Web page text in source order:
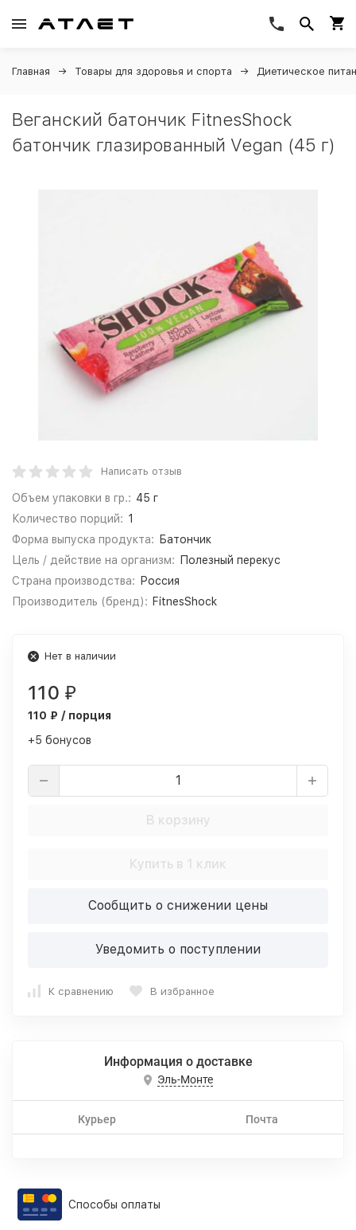
Главная Товары для здоровья и спорта Диетическое
Веганский батончик FitnesShock
батончик глазированный Vegan (45 г)
Написать отзыв
Объем упаковки в гр.: 45 г
Количество порций: 1
Форма выпуска продукта:
Батончик
Цель / действие на организм:
Полезный перекус
Страна производства:
Россия
Производитель (бренд): FitnesShock
Нет в наличии
110 ₽
110 ₽ / порция
+5 бонусов
В корзину
Купить в 1 клик
Сообщить о снижении цены
Уведомить о поступлении
К сравнению В избранное
Информация о доставке
Эль-Монте
Курьер Почта
Способы оплаты